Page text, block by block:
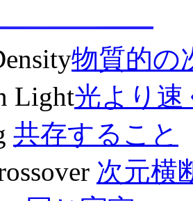
物質的の
Light光より速
共存すること
次元横